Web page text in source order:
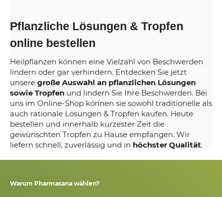
Pflanzliche Lösungen & Tropfen
online bestellen
Heilpflanzen können eine Vielzahl von Beschwerden
lindern oder gar verhindern. Entdecken Sie jetzt
unsere große Auswahl an pflanzlichen Lösungen
sowie Tropfen und lindern Sie Ihre Beschwerden. Bei
uns im Online-Shop können sie sowohl traditionelle als
auch rationale Lösungen & Tropfen kaufen. Heute
bestellen und innerhalb kürzester Zeit die
gewünschten Tropfen zu Hause empfangen. Wir
liefern schnell, zuverlässig und in höchster Qualität.
Warum Pharmasana wählen?